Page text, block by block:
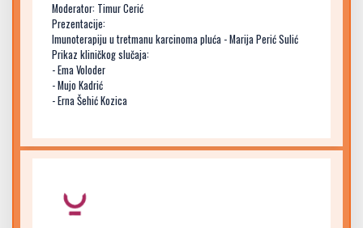
Moderator: Timur Cerić
Prezentacije:
Imunoterapiju u tretmanu karcinoma pluća - Marija Perić Sulić
Prikaz kliničkog slučaja:
- Ema Voloder
- Mujo Kadrić
- Erna Šehić Kozica